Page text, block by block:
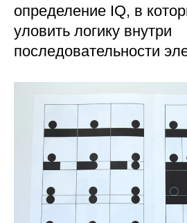
определение IQ, в
уловить логику внутри
последовательности